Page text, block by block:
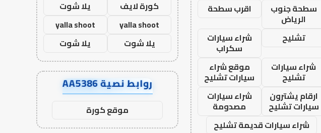
سطحة جنوب
الرياض
اقرب سطحة
تشليح
شراء سيارات
سكراب
شراء سيارات
تشليح
موقع شراء
سيارات تشليح
ارقام يشترون
سيارات تشليح
شراء سيارات
مصدومة
شراء سيارات قديمة تشليح
كورة لايف
يلا شوت
yalla shoot
yalla shoot
يلا شوت
يلا شوت
روابط نصية AA5386
موقع كورة